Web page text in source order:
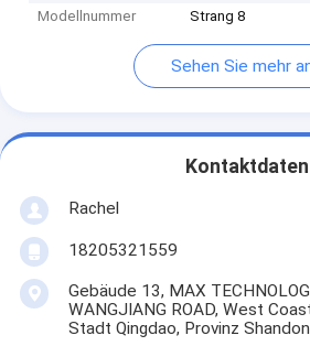
Modellnummer
Strang 8
Sehen Sie mehr
Kontaktdaten
Rachel
18205321559
Gebäude 13, MAX
WANGJIANG ROAD, West
Stadt Qingdao, Provinz